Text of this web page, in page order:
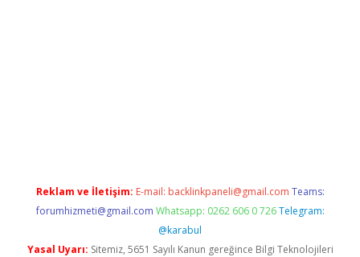
Reklam ve İletişim: E-mail: backlinkpaneli@gmail.com Teams:
forumhizmeti@gmail.com Whatsapp: 0262 606 0 726 Telegram:
@karabul
Yasal Uyarı: Sitemiz, 5651 Sayılı Kanun gereğince Bilgi Teknolojileri